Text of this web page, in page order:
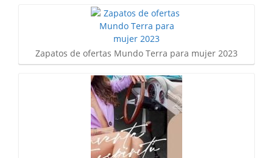
Zapatos de ofertas Mundo Terra para mujer 2023